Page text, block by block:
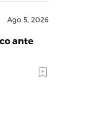
Ago 5, 2026
ante